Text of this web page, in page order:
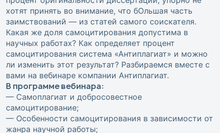
хотят принять во внимание, что бОльшая часть
заимствований — из статей самого соискателя.
Какая же доля самоцитирования допустима в
научных работах? Как определяет процент
самоцитирования система «Антиплагиат» и можно
ли изменить этот результат? Разбираемся вместе с
вами на вебинаре компании Антиплагиат.
В программе вебинара:
— Самоплагиат и добросовестное
самоцитирование;
— Особенности самоцитирования в зависимости от
жанра научной работы;